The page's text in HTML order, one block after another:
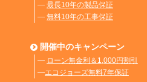
― 最長10年の製品保証
― 無料10年の工事保証
開催中のキャンペーン
― ローン無金利＆1,000円割引
―エコジョーズ無料7年保証